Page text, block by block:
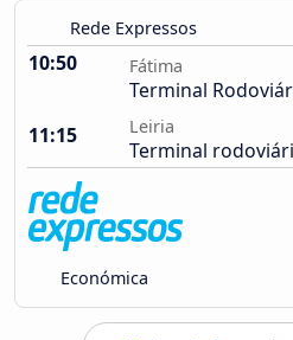
Rede Expressos
10:50 Fátima
Terminal
11:15
Leiria
Terminal
Económica